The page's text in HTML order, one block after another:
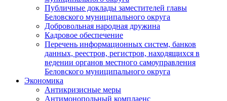
Публичные доклады заместителей главы
Беловского муниципального округа
Добровольная народная дружина
Кадровое обеспечение
Перечень информационных систем, банков
данных, реестров, регистров, находящихся в
ведении органов местного самоуправления
Беловского муниципального округа
Экономика
Антикризисные меры
Антимонопольный комплаенс